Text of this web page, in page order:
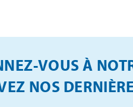
VOUS À
NOS